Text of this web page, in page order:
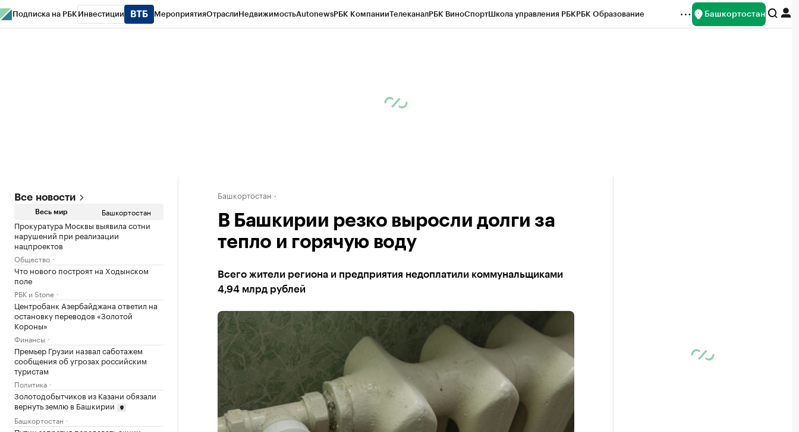
Подписка на РБК Инвестиции МероприятияОтраслиНедвижимостьAutonewsРБК КомпанииТелеканалРБК ВиноСпортШкола управления РБКРБК Образование Башкортостан
Все новости
Весь мир Башкортостан
Прокуратура Москвы выявила сотни
нарушений при реализации
нацпроектов
Общество
Что нового построят на Ходынском
поле
РБК и Stone
Центробанк Азербайджана ответил на
остановку переводов «Золотой
Короны»
Финансы
Премьер Грузии назвал саботажем
сообщения об угрозах российским
туристам
Политика
Золотодобытчиков из Казани обязали
вернуть землю в Башкирии
Башкортостан
Башкортостан
В Башкирии резко выросли долги за
тепло и горячую воду
Всего жители региона и предприятия недоплатили коммунальщиками
4,94 млрд рублей